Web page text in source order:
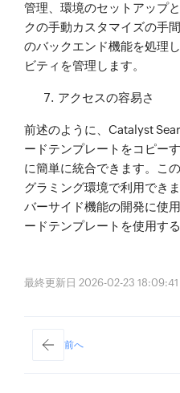
管理、環境のセットアップ
クの手動カスタマイズの手
のバックエンド機能を処理
ビティを管理します。
アクセスの容易さ
前述のように、Catalyst
ードテンプレートをコピー
に簡単に統合できます。こ
グラミング環境で利用でき
バーサイド機能の開発に使
ードテンプレートを使用する
最終更新日 2026-02-23
前へ